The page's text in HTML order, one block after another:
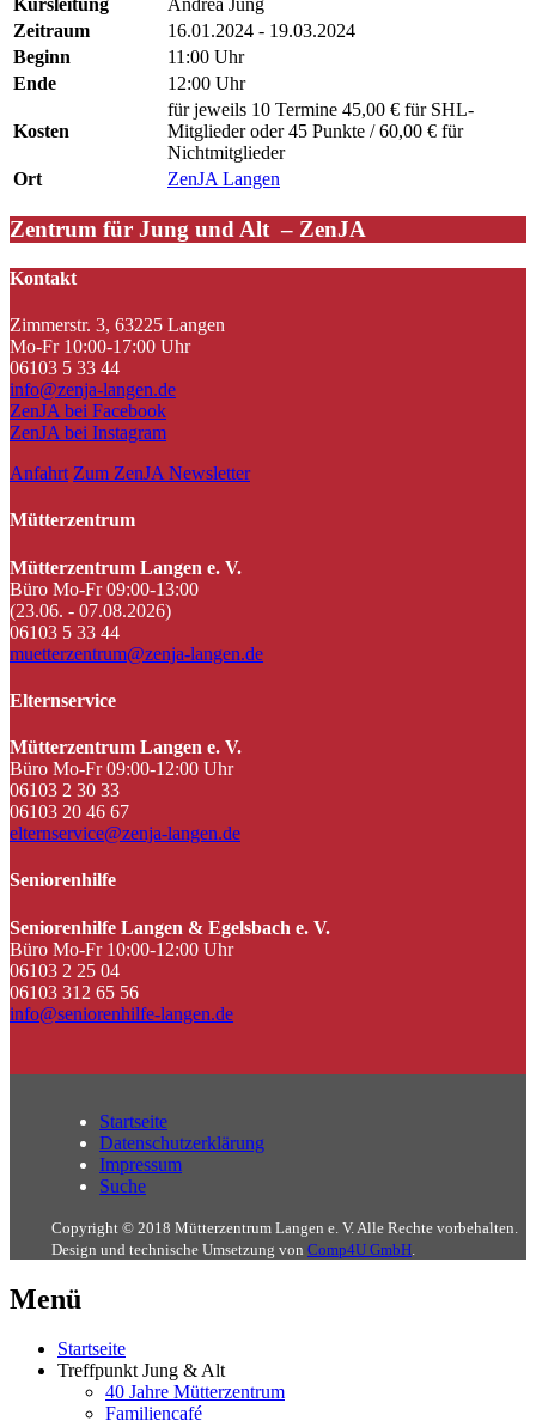
Zeitraum
16.01.2024 - 19.03.2024
Beginn
11:00 Uhr
Ende
12:00 Uhr
Kosten
für jeweils 10 Termine 45,00 € für SHL-
Mitglieder oder 45 Punkte / 60,00 € für
Nichtmitglieder
Ort
ZenJA Langen
Zentrum für Jung und Alt – ZenJA
Kontakt
Zimmerstr. 3, 63225 Langen
Mo-Fr 10:00-17:00 Uhr
06103 5 33 44
info@zenja-langen.de
ZenJA bei Facebook
ZenJA bei Instagram
Anfahrt Zum ZenJA Newsletter
Mütterzentrum
Mütterzentrum Langen e. V.
Büro Mo-Fr 09:00-13:00
(23.06. - 07.08.2026)
06103 5 33 44
muetterzentrum@zenja-langen.de
Elternservice
Mütterzentrum Langen e. V.
Büro Mo-Fr 09:00-12:00 Uhr
06103 2 30 33
06103 20 46 67
elternservice@zenja-langen.de
Seniorenhilfe
Seniorenhilfe Langen & Egelsbach e. V.
Büro Mo-Fr 10:00-12:00 Uhr
06103 2 25 04
06103 312 65 56
info@seniorenhilfe-langen.de
Startseite
Datenschutzerklärung
Impressum
Suche
Copyright © 2018 Mütterzentrum Langen e. V. Alle Rechte vorbehalten.
Design und technische Umsetzung von Comp4U GmbH
Menü
Startseite
Treffpunkt Jung & Alt
40 Jahre Mütterzentrum
Familiencafé